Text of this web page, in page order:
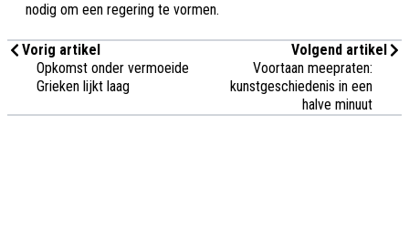
nodig om een regering te vormen.
Vorig artikel
Opkomst onder vermoeide
Grieken lijkt laag
Volgend artikel
Voortaan meepraten:
kunstgeschiedenis in een
halve minuut